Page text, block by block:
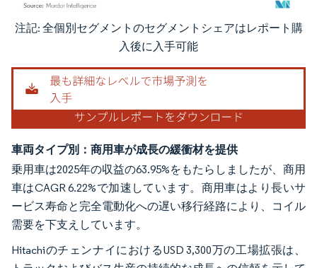
画像 © Mordor Intelligence。再利用にはCC BY 4.0の表示が必要です。
注記: 全個別セグメントのセグメントシェアはレポート購
入後に入手可能
車両タイプ別：商用車が成長の緩衝材を提供
乗用車は2025年の収益の63.95%をもたらしましたが、商用
車はCAGR 6.22%で加速しています。商用車はより長いサ
ービス寿命と完全電動化への遅い移行経路により、コイル
需要を下支えしています。
HitachiのチェンナイにおけるUSD 3,300万の工場拡張は、